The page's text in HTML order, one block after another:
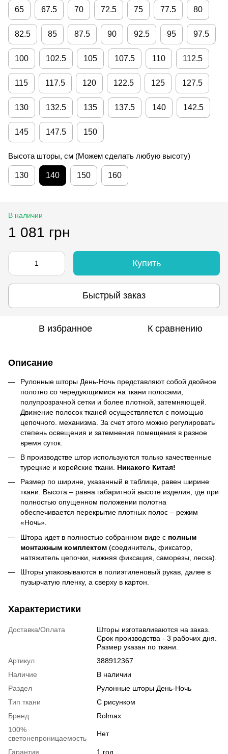
65 67.5 70 72.5 75 77.5 80
82.5 85 87.5 90 92.5 95 97.5
100 102.5 105 107.5 110 112.5
115 117.5 120 122.5 125 127.5
130 132.5 135 137.5 140 142.5
145 147.5 150
Высота шторы, см (Можем сделать любую высоту)
130 140 150 160
В наличии
1 081 грн
Купить
Быстрый заказ
В избранное К сравнению
Описание
Рулонные шторы День-Ночь представляют собой двойное
полотно со чередующимися на ткани полосами,
полупрозрачной сетки и более плотной, затемняющей.
Движение полосок тканей осуществляется с помощью
цепочного. механизма. За счет этого можно регулировать
степень освещения и затемнения помещения в разное
время суток.
В производстве штор используются только качественные
турецкие и корейские ткани. Никакого Китая!
Размер по ширине, указанный в таблице, равен ширине
ткани. Высота – равна габаритной высоте изделия, где при
полностью опущенном положении полотна
обеспечивается перекрытие плотных полос – режим
«Ночь».
Штора идет в полностью собранном виде с полным
монтажным комплектом (соединитель, фиксатор,
натяжитель цепочки, нижняя фиксация, саморезы, леска).
Шторы упаковываются в полиэтиленовый рукав, далее в
пузырчатую пленку, а сверху в картон.
Характеристики
Доставка/Оплата
Шторы изготавливаются на заказ.
Срок производства - 3 рабочих дня.
Размер указан по ткани.
Артикул
388912367
Наличие
В наличии
Раздел
Рулонные шторы День-Ночь
Тип ткани
С рисунком
Бренд
Rolmax
100%
светонепроницаемость
Нет
Гарантия 1 год